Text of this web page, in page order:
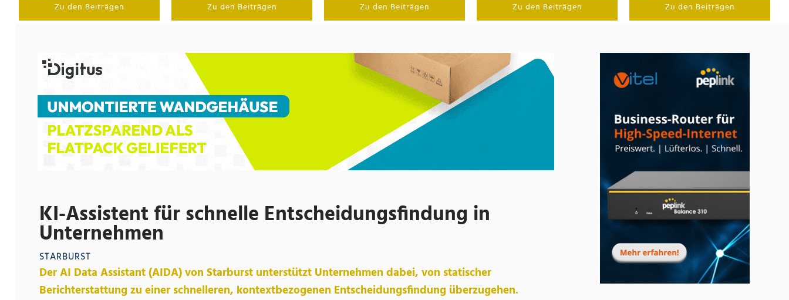
Zu den Beiträgen Zu den Beiträgen Zu den Beiträgen Zu den Beiträgen Zu den Beiträgen
KI-Assistent für schnelle Entscheidungsfindung in
Unternehmen
STARBURST
Der AI Data Assistant (AIDA) von Starburst unterstützt Unternehmen dabei, von statischer
Berichterstattung zu einer schnelleren, kontextbezogenen Entscheidungsfindung überzugehen.